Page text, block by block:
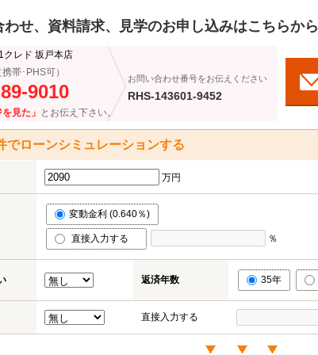
わせ、資料請求、見学のお申し込みはこちらから
クレド 坂戸本店
帯･PHS可）
9010
見た」 とお伝え下さい。
お問い合わせ番号をお伝えください
RHS-143601-9452
でローンシミュレーションする
万円
変動金利 (0.640％)
直接入力する ％
返済年数 35年
直接入力する